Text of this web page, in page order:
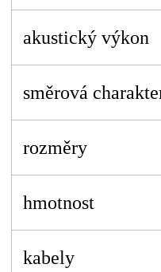
akustický výkon
směrová
rozměry
hmotnost
kabely